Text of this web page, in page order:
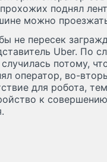
поднял
можно
не пересек
Uber. По
потому,
оператор, во-
для робота,
к совершению